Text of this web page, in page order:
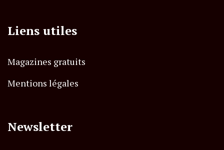
Liens utiles
Magazines gratuits
Mentions légales
Newsletter